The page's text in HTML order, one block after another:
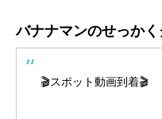
バナナマンのせっか
🎬スポット動画到着🎬